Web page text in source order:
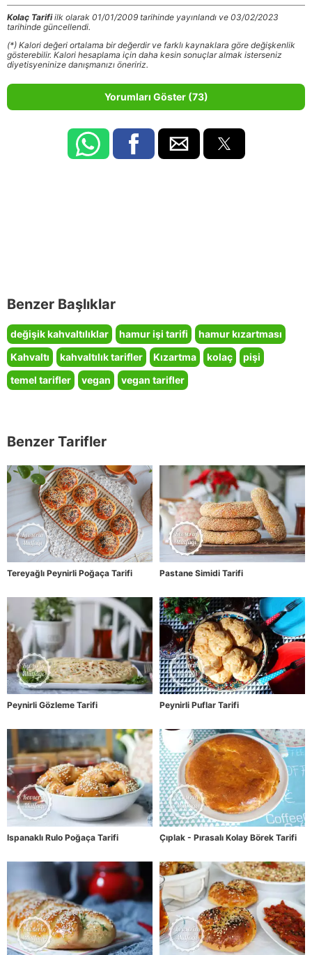
Kolaç Tarifiilk olarak 01/01/2009 tarihinde yayınlandı ve 03/02/2023
tarihinde güncellendi.
(*) Kalori değeri ortalama bir değerdir ve farklı kaynaklara göre değişkenlik
gösterebilir. Kalori hesaplama için daha kesin sonuçlar almak isterseniz
diyetisyeninize danışmanızı öneririz.
Yorumları Göster (73)
Benzer Başlıklar
değişik kahvaltılıklar hamur işi tarifi
hamur kızartması
Kahvaltı
kahvaltılık tarifler Kızartma kolaç
pişi
temel tarifler
vegan vegan tarifler
Benzer Tarifler
Tereyağlı Peynirli Poğaça Tarifi Pastane Simidi Tarifi
Peynirli Gözleme Tarifi Peynirli Puflar Tarifi
Ispanaklı Rulo Poğaça Tarifi Çıplak - Pırasalı Kolay Börek Tarifi